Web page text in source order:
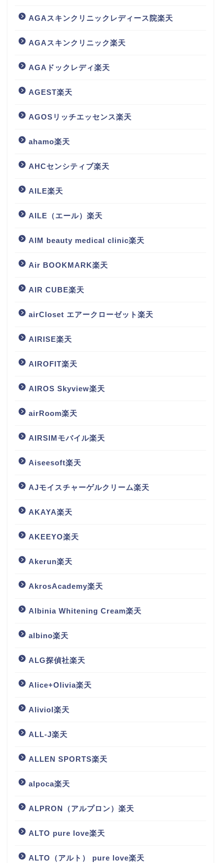
AGAスキンクリニックレディース院楽天
AGAスキンクリニック楽天
AGAドックレディ楽天
AGEST楽天
AGOSリッチエッセンス楽天
ahamo楽天
AHCセンシティブ楽天
AILE楽天
AILE（エール）楽天
AIM beauty medical clinic楽天
Air BOOKMARK楽天
AIR CUBE楽天
airCloset エアークローゼット楽天
AIRISE楽天
AIROFIT楽天
AIROS Skyview楽天
airRoom楽天
AIRSIMモバイル楽天
Aiseesoft楽天
AJモイスチャーゲルクリーム楽天
AKAYA楽天
AKEEYO楽天
Akerun楽天
AkrosAcademy楽天
Albinia Whitening Cream楽天
albino楽天
ALG探偵社楽天
Alice+Olivia楽天
Aliviol楽天
ALL-J楽天
ALLEN SPORTS楽天
alpoca楽天
ALPRON（アルプロン）楽天
ALTO pure love楽天
ALTO（アルト） pure love楽天